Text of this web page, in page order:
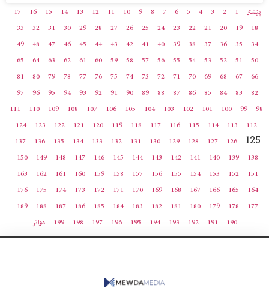
پێشتر 1
2
3
4
5
6
7
8
9
10
11
12
13
14
15
16
17
18
19
20
21
22
23
24
25
26
27
28
29
30
31
32
33
34
35
36
37
38
39
40
41
42
43
44
45
46
47
48
49
50
51
52
53
54
55
56
57
58
59
60
61
62
63
64
65
66
67
68
69
70
71
72
73
74
75
76
77
78
79
80
81
82
83
84
85
86
87
88
89
90
91
92
93
94
95
96
97
98
99
100
101
102
103
104
105
106
107
108
109
110
111
112
113
114
115
116
117
118
119
120
121
122
123
124
125
126
127
128
129
130
131
132
133
134
135
136
137
138
139
140
141
142
143
144
145
146
147
148
149
150
151
152
153
154
155
156
157
158
159
160
161
162
163
164
165
166
167
168
169
170
171
172
173
174
175
176
177
178
179
180
181
182
183
184
185
186
187
188
189
190
191
192
193
194
195
196
197
198
199 دواتر